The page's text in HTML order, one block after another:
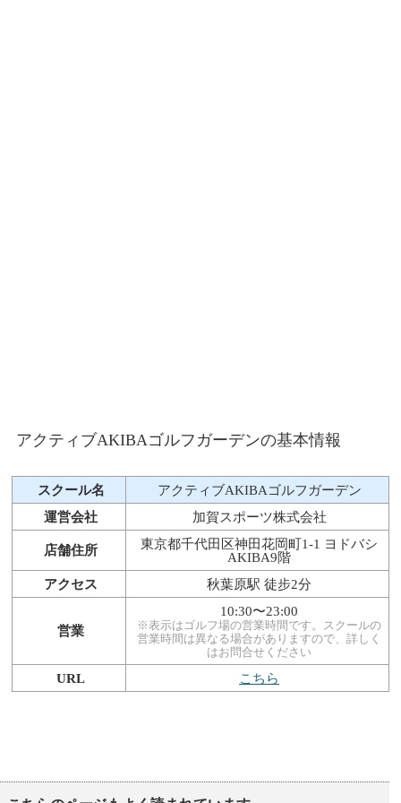
アクティブAKIBAゴルフガーデンの基本情報
スクール名
アクティブAKIBAゴルフガーデン
運営会社
加賀スポーツ株式会社
店舗住所
東京都千代田区神田花岡町1-1 ヨドバシ
AKIBA9階
アクセス
秋葉原駅 徒步2分
営業
10:30〜23:00
※表示はゴルフ場の営業時間です。スクールの
営業時間は異なる場合がありますので、詳しく
はお問合せください
URL こちら